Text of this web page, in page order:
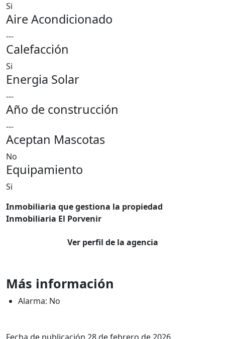
Si
Aire Acondicionado
---
Calefacción
Si
Energia Solar
---
Año de construcción
---
Aceptan Mascotas
No
Equipamiento
Si
Inmobiliaria que gestiona la propiedad
Inmobiliaria El Porvenir
Ver perfil de la agencia
Más información
Alarma: No